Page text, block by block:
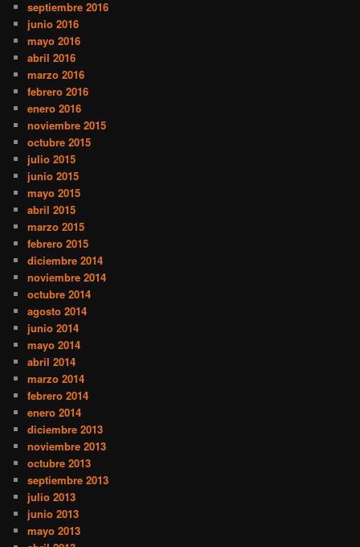
septiembre 2016
junio 2016
mayo 2016
abril 2016
marzo 2016
febrero 2016
enero 2016
noviembre 2015
octubre 2015
julio 2015
junio 2015
mayo 2015
abril 2015
marzo 2015
febrero 2015
diciembre 2014
noviembre 2014
octubre 2014
agosto 2014
junio 2014
mayo 2014
abril 2014
marzo 2014
febrero 2014
enero 2014
diciembre 2013
noviembre 2013
octubre 2013
septiembre 2013
julio 2013
junio 2013
mayo 2013